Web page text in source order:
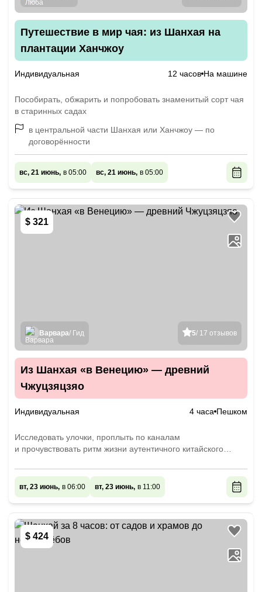
Путешествие в мир чая: из Шанхая на
плантации Ханчжоу
Индивидуальная 12 часов На машине
Пособирать, обжарить и попробовать знаменитый сорт чая
в старинных садах
в центральной части Шанхая или Ханчжоу — по
договорённости
вс, 21 июнь, в 05:00 вс, 21 июнь, в 05:00
$ 321
5/ 17 отзывов
Варвара/ Гид
Из Шанхая «в Венецию» — древний
Чжуцзяцзяо
Индивидуальная 4 часа Пешком
Исследовать улочки, проплыть по каналам
и прочувствовать ритм жизни аутентичного китайского
вт, 23 июнь, в 06:00 вт, 23 июнь, в 11:00
$ 424